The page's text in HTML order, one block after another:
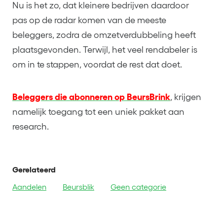
Nu is het zo, dat kleinere bedrijven daardoor
pas op de radar komen van de meeste
beleggers, zodra de omzetverdubbeling heeft
plaatsgevonden. Terwijl, het veel rendabeler is
om in te stappen, voordat de rest dat doet.
Beleggers die abonneren op BeursBrink, krijgen
namelijk toegang tot een uniek pakket aan
research.
Gerelateerd
Aandelen
Beursblik Geen categorie